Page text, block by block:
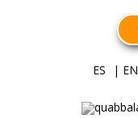
ES | EN